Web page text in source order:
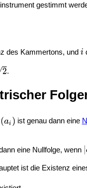
gestimmt
des Kammertons, und
.
ist genau dann eine
eine Nullfolge, wenn
ist die Existenz